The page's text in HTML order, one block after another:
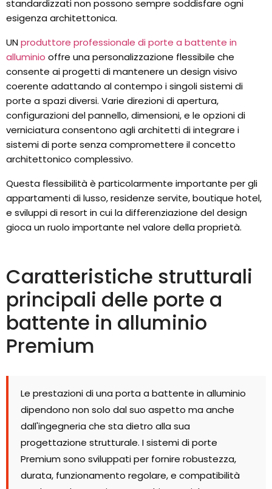
standardizzati non possono sempre soddisfare ogni
esigenza architettonica.
UN produttore professionale di porte a battente in
alluminio offre una personalizzazione flessibile che
consente ai progetti di mantenere un design visivo
coerente adattando al contempo i singoli sistemi di
porte a spazi diversi. Varie direzioni di apertura,
configurazioni del pannello, dimensioni, e le opzioni di
verniciatura consentono agli architetti di integrare i
sistemi di porte senza compromettere il concetto
architettonico complessivo.
Questa flessibilità è particolarmente importante per gli
appartamenti di lusso, residenze servite, boutique hotel,
e sviluppi di resort in cui la differenziazione del design
gioca un ruolo importante nel valore della proprietà.
Caratteristiche strutturali
principali delle porte a
battente in alluminio
Premium
Le prestazioni di una porta a battente in alluminio
dipendono non solo dal suo aspetto ma anche
dall'ingegneria che sta dietro alla sua
progettazione strutturale. I sistemi di porte
Premium sono sviluppati per fornire robustezza,
durata, funzionamento regolare, e compatibilità